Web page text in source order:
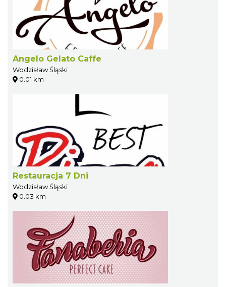
Angelo Gelato Caffe
Wodzisław Śląski
0.01 km
Restauracja 7 Dni
Wodzisław Śląski
0.03 km